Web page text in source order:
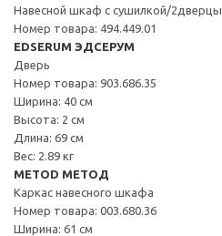
Навесной шкаф с сушилкой/2дверцы
Номер товара: 494.449.01
EDSERUM ЭДСЕРУМ
Дверь
Номер товара: 903.686.35
Ширина: 40 см
Высота: 2 см
Длина: 69 см
Вес: 2.89 кг
METOD МЕТОД
Каркас навесного шкафа
Номер товара: 003.680.36
Ширина: 61 см